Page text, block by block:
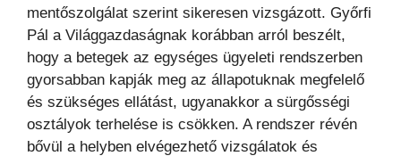
mentőszolgálat szerint sikeresen vizsgázott. Győrfi
Pál a Világgazdaságnak korábban arról beszélt,
hogy a betegek az egységes ügyeleti rendszerben
gyorsabban kapják meg az állapotuknak megfelelő
és szükséges ellátást, ugyanakkor a sürgősségi
osztályok terhelése is csökken. A rendszer révén
bővül a helyben elvégezhető vizsgálatok és